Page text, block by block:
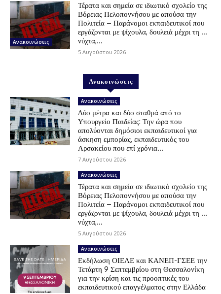
Ανακοινώσεις
Τέρατα και σημεία σε ιδιωτικό σχολείο της
Βόρειας Πελοποννήσου με απούσα την
Πολιτεία – Παράνομοι εκπαιδευτικοί που
εργάζονται με ψίχουλα, δουλειά μέχρι τη …
νύχτα,...
5 Αυγούστου 2026
Ανακοινώσεις
Ανακοινώσεις
Δύο μέτρα και δύο σταθμά από το
Υπουργείο Παιδείας: Την ώρα που
απολύονται δημόσιοι εκπαιδευτικοί για
άσκηση εμπορίας, εκπαιδευτικός του
Αρσακείου που επί χρόνια...
7 Αυγούστου 2026
Ανακοινώσεις
Τέρατα και σημεία σε ιδιωτικό σχολείο της
Βόρειας Πελοποννήσου με απούσα την
Πολιτεία – Παράνομοι εκπαιδευτικοί που
εργάζονται με ψίχουλα, δουλειά μέχρι τη …
νύχτα,...
5 Αυγούστου 2026
Ανακοινώσεις
Εκδήλωση ΟΙΕΛΕ και ΚΑΝΕΠ-ΓΣΕΕ την
Τετάρτη 9 Σεπτεμβρίου στη Θεσσαλονίκη
για την κρίση και τις προοπτικές του
εκπαιδευτικού επαγγέλματος στην Ελλάδα